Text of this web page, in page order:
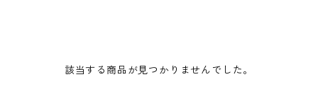
該当する商品が見つかりませんでした。